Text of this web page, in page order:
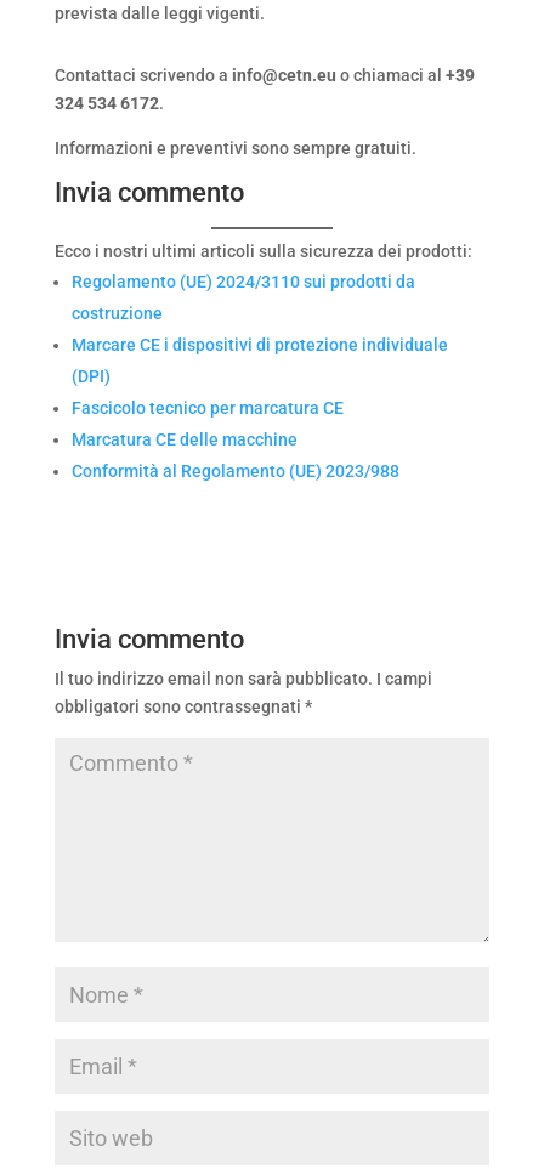
prevista dalle leggi vigenti.
Contattaci scrivendo a info@cetn.eu o chiamaci al +39
324 534 6172.
Informazioni e preventivi sono sempre gratuiti.
Invia commento
Ecco i nostri ultimi articoli sulla sicurezza dei prodotti:
Regolamento (UE) 2024/3110 sui prodotti da
costruzione
Marcare CE i dispositivi di protezione individuale
(DPI)
Fascicolo tecnico per marcatura CE
Marcatura CE delle macchine
Conformità al Regolamento (UE) 2023/988
Invia commento
Il tuo indirizzo email non sarà pubblicato. I campi
obbligatori sono contrassegnati *